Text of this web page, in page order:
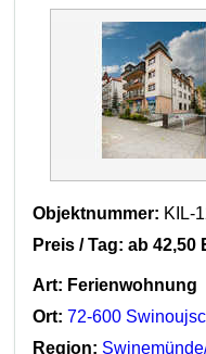
Objektnummer: KIL-
Preis / Tag: ab 42,50
Art: Ferienwohnung
Ort: 72-600
Region: